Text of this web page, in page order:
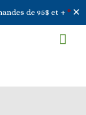
de 95$ et + * ✕